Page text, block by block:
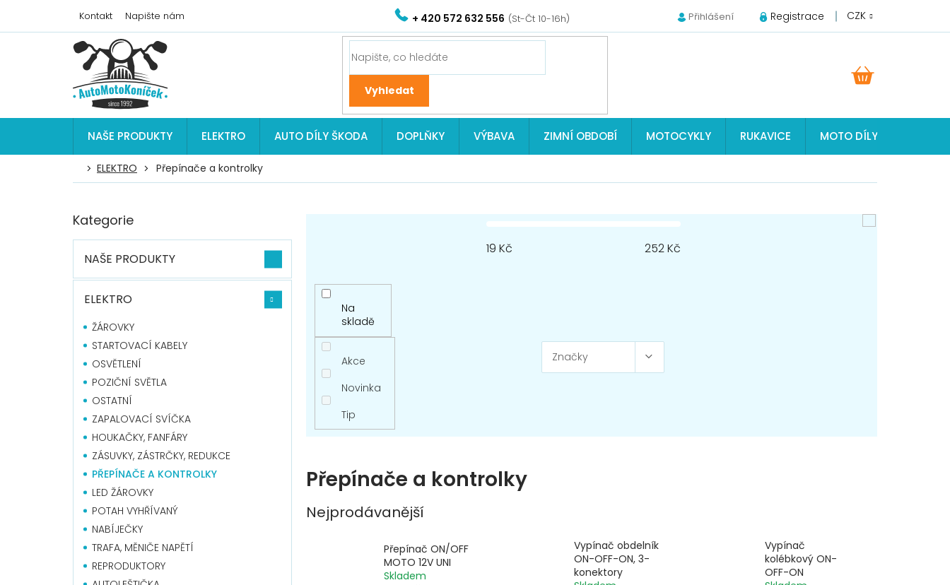
obsah
+ 420 572 632 556
Kontakt Napište nám CZK
Přihlášení Registrace
NAŠE PRODUKTY ELEKTRO AUTO DÍLY ŠKODA DOPLŇKY VÝBAVA ZIMNÍ OBDOBÍ MOTOCYKLY RUKAVICE MOTO DÍLY JAWA, ČZ,
ELEKTRO Přepínače a kontrolky
o
s
a
Přeskočit
kategorie
Kategorie
NAŠE PRODUKTY
ELEKTRO
ŽÁROVKY
STARTOVACÍ KABELY
OSVĚTLENÍ
POZIČNÍ SVĚTLA
OSTATNÍ
ZAPALOVACÍ SVÍČKA
HOUKAČKY, FANFÁRY
ZÁSUVKY, ZÁSTRČKY, REDUKCE
PŘEPÍNAČE A KONTROLKY
LED ŽÁROVKY
POTAH VYHŘÍVANÝ
NABÍJEČKY
TRAFA, MĚNIČE NAPĚTÍ
REPRODUKTORY
Přepínače a kontrolky
Nejprodávanější
Přepínač ON/OFF
MOTO 12V UNI
Skladem
Vypínač obdelník
ON-OFF-ON, 3-
konektory
Vypínač
kolébkový ON-
OFF-ON
19 Kč 252Kč
Na
skladě
Akce
Novinka
Tip
Značky